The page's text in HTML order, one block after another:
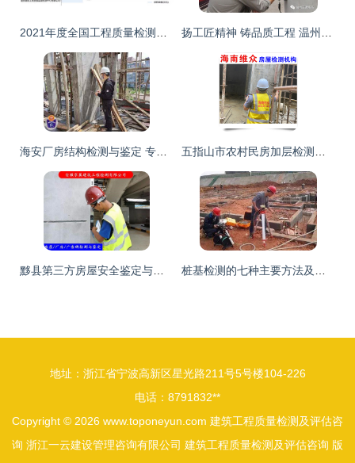
地址：浙江省宁波高新区星光路211号5号楼104-226
电话：8791832**
Copyright © 2026 www.toponeyun.com 建筑工程质量检测及评估咨
询 浙江一云建设管理咨询有限公司 建筑工程质量检测及评估咨询 版